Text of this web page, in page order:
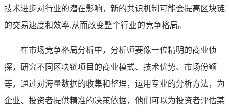
技术进步对行业的潜在影响，新的共识机制可能会提高区块链
的交易速度和效率,从而改变整个行业的竞争格局。
在市场竞争格局分析中，分析师要像一位精明的商业侦
探，研究不同区块链项目的商业模式、技术优势、市场份额
等，通过对海量数据的收集和整理，运用专业的分析方法，为
企业、投资者提供精准的决策依据，他们可以为投资者评估某